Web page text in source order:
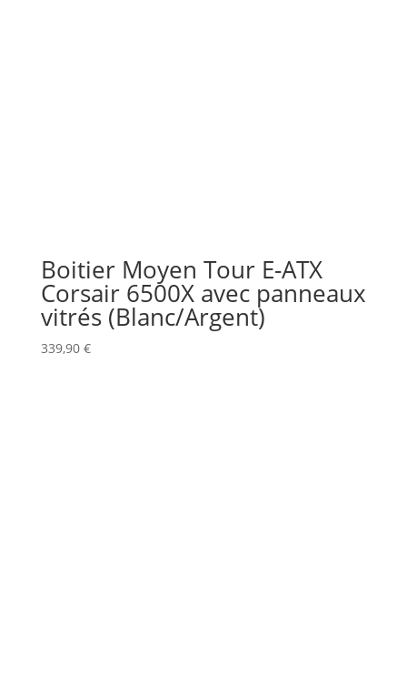
Boitier Moyen Tour E-ATX
Corsair 6500X avec panneaux
vitrés (Blanc/Argent)
339,90 €